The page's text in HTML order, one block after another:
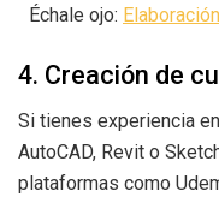
Échale ojo:
4. Creación de
Si tienes experiencia
AutoCAD, Revit o
plataformas como